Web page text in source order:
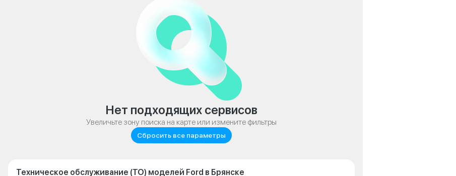
Нет подходящих сервисов
Увеличьте зону поиска на карте или измените фильтры
Сбросить все параметры
Техническое обслуживание (ТО) моделей Ford в Брянске